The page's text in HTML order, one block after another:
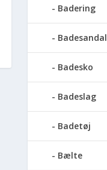
Badering
Badesandal
Badesko
Badeslag
Badetøj
Bælte